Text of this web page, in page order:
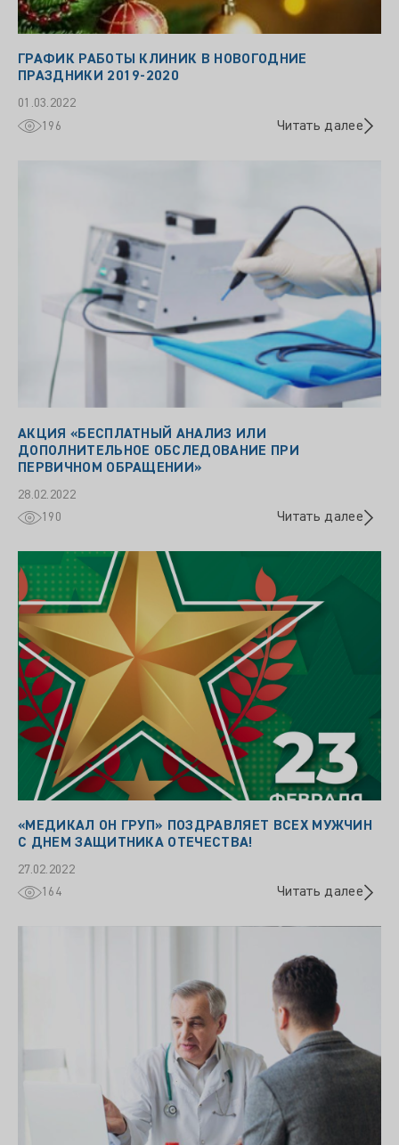
ГРАФИК РАБОТЫ КЛИНИК В НОВОГОДНИЕ
ПРАЗДНИКИ 2019-2020
01.03.2022
196
Читать далее
АКЦИЯ «БЕСПЛАТНЫЙ АНАЛИЗ ИЛИ
ДОПОЛНИТЕЛЬНОЕ ОБСЛЕДОВАНИЕ ПРИ
ПЕРВИЧНОМ ОБРАЩЕНИИ»
28.02.2022
190
Читать далее
«МЕДИКАЛ ОН ГРУП» ПОЗДРАВЛЯЕТ ВСЕХ МУЖЧИН
С ДНЕМ ЗАЩИТНИКА ОТЕЧЕСТВА!
27.02.2022
164
Читать далее